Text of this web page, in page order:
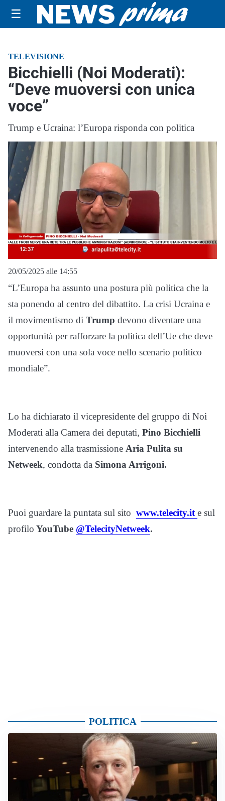
☰
TELEVISIONE
Bicchielli (Noi Moderati):
“Deve muoversi con unica
voce”
Trump e Ucraina: l’Europa risponda con politica
20/05/2025 alle 14:55
“L’Europa ha assunto una postura più politica che la
sta ponendo al centro del dibattito. La crisi Ucraina e
il movimentismo di Trump devono diventare una
opportunità per rafforzare la politica dell’Ue che deve
muoversi con una sola voce nello scenario politico
mondiale”.
Lo ha dichiarato il vicepresidente del gruppo di Noi
Moderati alla Camera dei deputati, Pino Bicchielli
intervenendo alla trasmissione Aria Pulita su
Netweek, condotta da Simona Arrigoni.
Puoi guardare la puntata sul sito www.telecity.ite sul
profilo YouTube @TelecityNetweek.
POLITICA